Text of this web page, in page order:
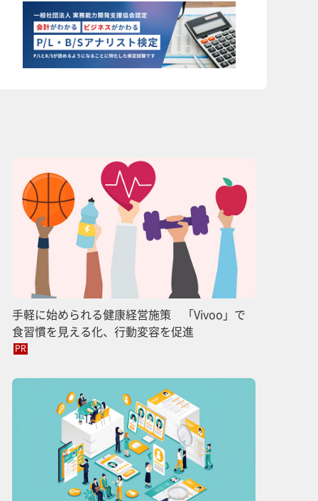
手軽に始められる健康経営施策 「Vivoo」で
食習慣を見える化、行動変容を促進
PR